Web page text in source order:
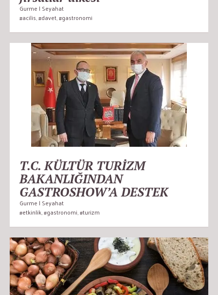
Gurme | Seyahat
#acilis,#davet,#gastronomi
T.C. KÜLTÜR TURİZM
BAKANLIĞINDAN
GASTROSHOW’A DESTEK
Gurme | Seyahat
#etkinlik,#gastronomi,#turizm